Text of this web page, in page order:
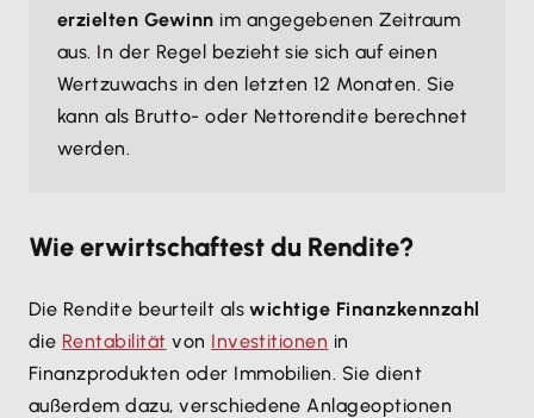
erzielten Gewinn im angegebenen Zeitraum
aus. In der Regel bezieht sie sich auf einen
Wertzuwachs in den letzten 12 Monaten. Sie
kann als Brutto- oder Nettorendite berechnet
werden.
Wie erwirtschaftest du Rendite?
Die Rendite beurteilt alswichtige Finanzkennzahl
die Rentabilität von Investitionen in
Finanzprodukten oder Immobilien. Sie dient
außerdem dazu, verschiedene Anlageoptionen